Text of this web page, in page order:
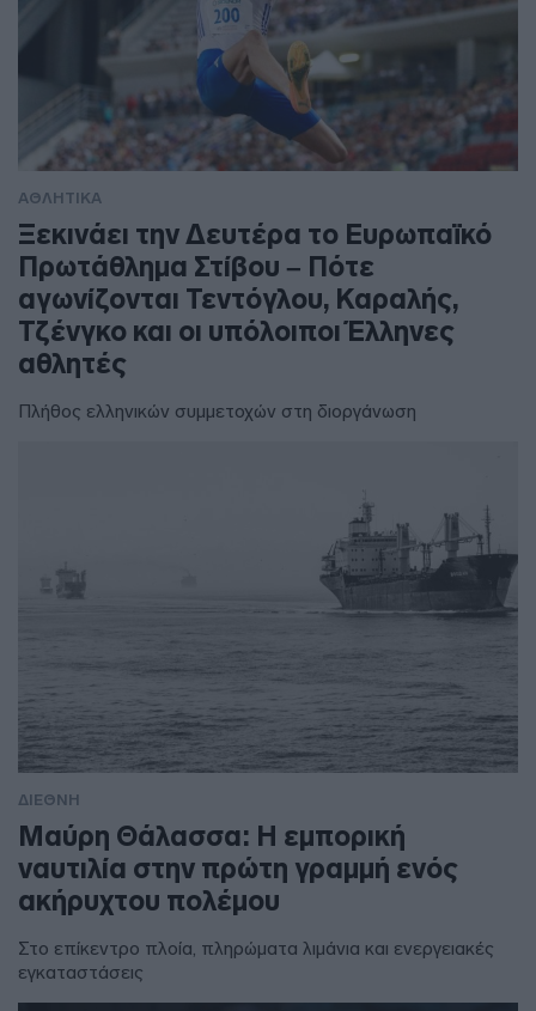
ΑΘΛΗΤΙΚΑ
Ξεκινάει την Δευτέρα το Ευρωπαϊκό
Πρωτάθλημα Στίβου – Πότε
αγωνίζονται Τεντόγλου, Καραλής,
Τζένγκο και οι υπόλοιποι Έλληνες
αθλητές
Πλήθος ελληνικών συμμετοχών στη διοργάνωση
ΔΙΕΘΝΗ
Μαύρη Θάλασσα: Η εμπορική
ναυτιλία στην πρώτη γραμμή ενός
ακήρυχτου πολέμου
Στο επίκεντρο πλοία, πληρώματα λιμάνια και ενεργειακές
εγκαταστάσεις